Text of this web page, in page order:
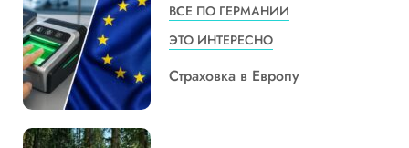
ВСЕ ПО ГЕРМАНИИ
ЭТО ИНТЕРЕСНО
Страховка в Европу